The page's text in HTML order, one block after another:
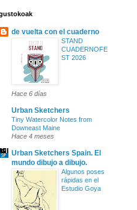
de vuelta con el cuaderno
STAND
CUADERNOFE
ST 2026
Hace 6 días
Urban Sketchers
Tiny Watercolor Notes from
Downeast Maine
Hace 4 meses
Urban Sketchers Spain. El
mundo dibujo a dibujo.
Algunos poses
rápidas en el
Estudio Goya